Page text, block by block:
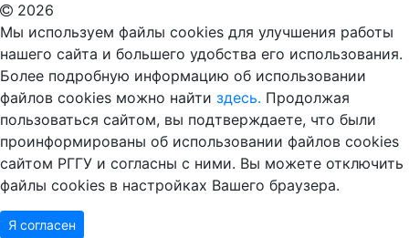
2026
Мы используем файлы cookies для улучшения работы
нашего сайта и большего удобства его использования.
Более подробную информацию об использовании
файлов cookies можно найти здесь. Продолжая
пользоваться сайтом, вы подтверждаете, что были
проинформированы об использовании файлов cookies
сайтом РГГУ и согласны с ними. Вы можете отключить
файлы cookies в настройках Вашего браузера.
Я согласен